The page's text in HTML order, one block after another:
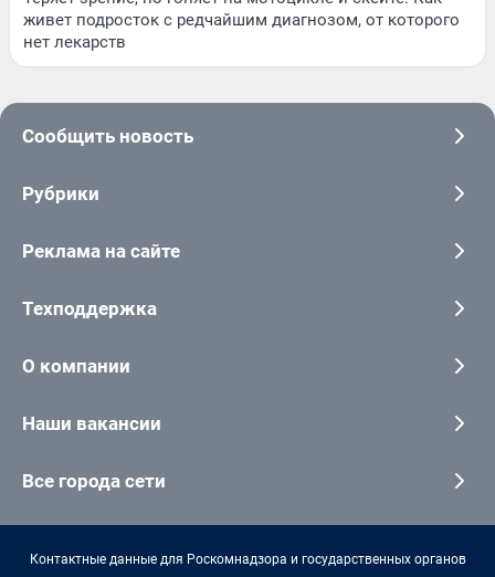
живет подросток с редчайшим диагнозом, от которого
нет лекарств
Сообщить новость
Рубрики
Реклама на сайте
Техподдержка
О компании
Наши вакансии
Все города сети
Контактные данные для Роскомнадзора и государственных органов